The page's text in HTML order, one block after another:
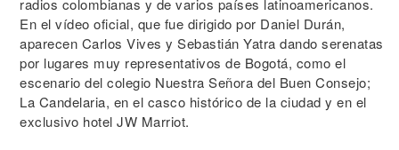
radios colombianas y de varios países latinoamericanos.
En el vídeo oficial, que fue dirigido por Daniel Durán,
aparecen Carlos Vives y Sebastián Yatra dando serenatas
por lugares muy representativos de Bogotá, como el
escenario del colegio Nuestra Señora del Buen Consejo;
La Candelaria, en el casco histórico de la ciudad y en el
exclusivo hotel JW Marriot.